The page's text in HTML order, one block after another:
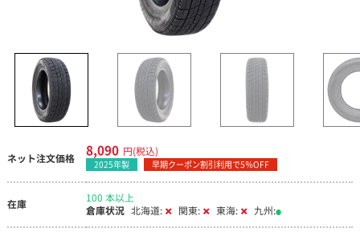
ネット注文価格 8,090 円(税込)
2025年製 早期クーポン割引利用で5％OFF
在庫
100 本以上
倉庫状況 北海道: 関東: 東海: 九州: